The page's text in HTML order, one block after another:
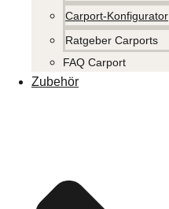
Carport-Konfigurator
Ratgeber Carports
FAQ Carport
Zubehör